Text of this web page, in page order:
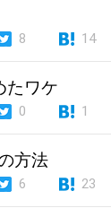
8 14
たワケ
0 1
方法
6 23